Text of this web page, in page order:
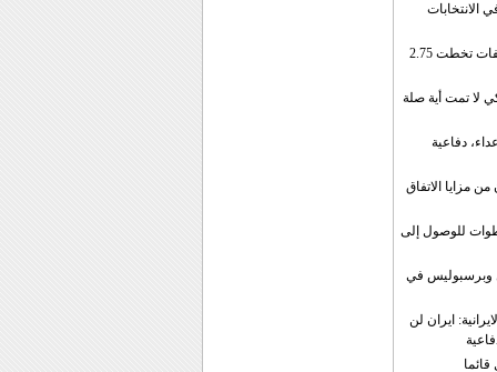
الانتخابات
إيران: الصادرات الشهریة للنفط والمكثفات تخطت 2.75
لا تمت أية صلة
دفاعية
مزايا الاتفاق
للوصول إلى
وبرسبوليس في
ايران لن
قائما